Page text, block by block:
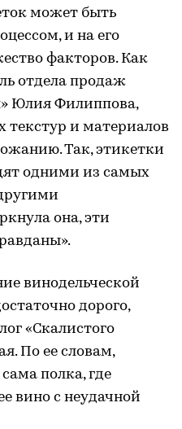
может быть
и на его
факторов. Как
отдела продаж
Юлия Филиппова,
текстур и материалов
Так, этикетки
одними из самых
она, эти
винодельческой
дорого,
«Скалистого
По ее словам,
полка, где
вино с неудачной